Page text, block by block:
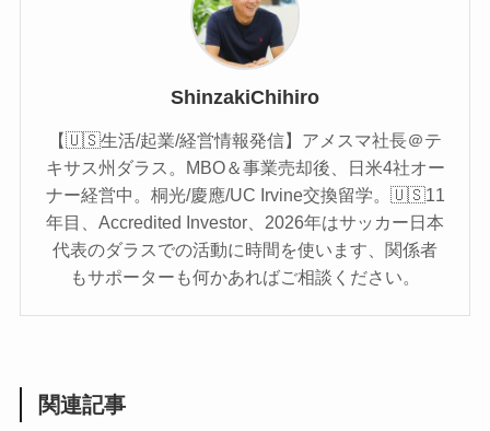
ShinzakiChihiro
【🇺🇸生活/起業/経営情報発信】アメスマ社長＠テ
キサス州ダラス。MBO＆事業売却後、日米4社オー
ナー経営中。桐光/慶應/UC Irvine交換留学。🇺🇸11
年目、Accredited Investor、2026年はサッカー日本
代表のダラスでの活動に時間を使います、関係者
もサポーターも何かあればご相談ください。
関連記事